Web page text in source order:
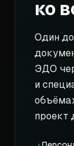
ко
Один
ЭДО
и
проект